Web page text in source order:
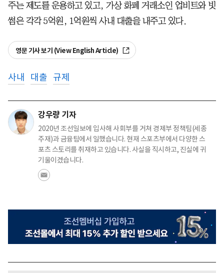
주는 제도를 운용하고 있고, 가상 화폐 거래소인 업비트와 빗
썸은 각각 5억원, 1억원씩 사내 대출을 내주고 있다.
영문 기사 보기 (View English Article)
사내 대출 규제
강우량 기자
2020년 조선일보에 입사해 사회부를 거쳐 경제부 정책팀(세종
주재)과 금융팀에서 일했습니다. 현재 스포츠부에서 다양한 스
포츠 스토리를 취재하고 있습니다. 사실을 직시하고, 진실에 귀
기울이겠습니다.